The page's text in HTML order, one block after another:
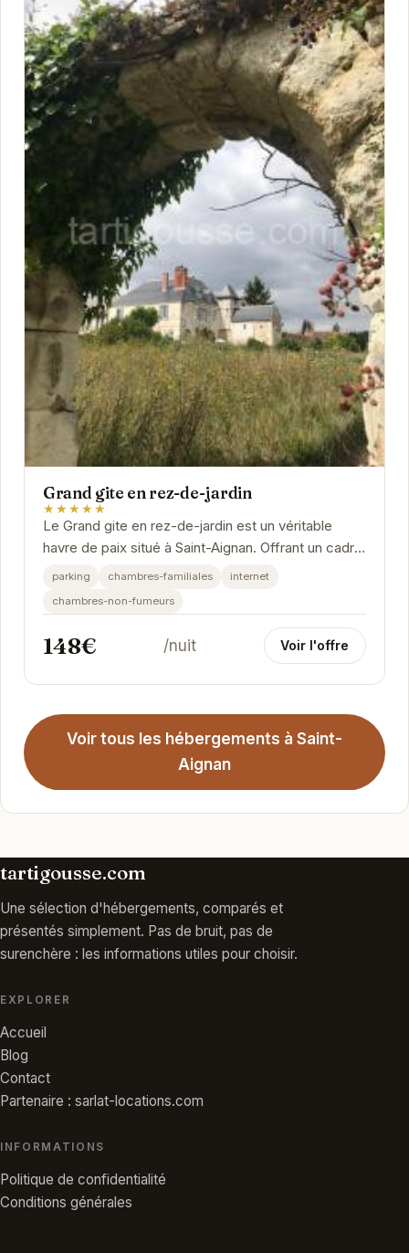
Grand gite en rez-de-jardin
★★★★★
Le Grand gite en rez-de-jardin est un véritable
havre de paix situé à Saint-Aignan. Offrant un cadre
idéal pour se détendre et se ressourcer, ce...
parking chambres-familiales
internet
chambres-non-fumeurs
148€ /nuit Voir l'offre
Voir tous les hébergements à Saint-
Aignan
tartigousse.com
Une sélection d'hébergements, comparés et
présentés simplement. Pas de bruit, pas de
surenchère : les informations utiles pour choisir.
EXPLORER
Accueil
Blog
Contact
Partenaire : sarlat-locations.com
INFORMATIONS
Politique de confidentialité
Conditions générales